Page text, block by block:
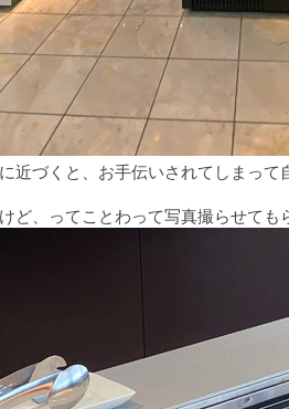
近づくと、お手伝いされてしまって
ど、ってことわって写真撮らせても